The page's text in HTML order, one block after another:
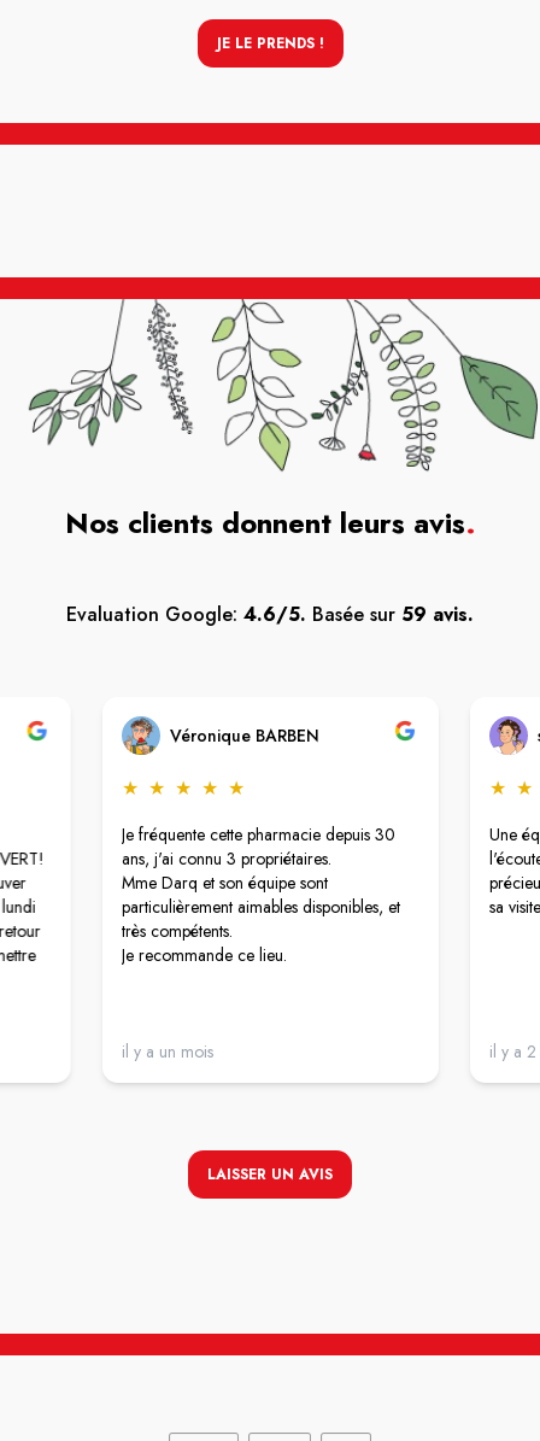
JE LE PRENDS !
Nos clients donnent leurs avis.
Evaluation Google: 4.6/5. Basée sur 59 avis.
Véronique BARBEN
★ ★ ★ ★ ★
Je fréquente cette pharmacie depuis 30
ans, j'ai connu 3 propriétaires.
Mme Darq et son équipe sont
particulièrement aimables disponibles, et
très compétents.
Je recommande ce lieu.
il y a un mois
★ ★
Une
sa
il y a
LAISSER UN AVIS